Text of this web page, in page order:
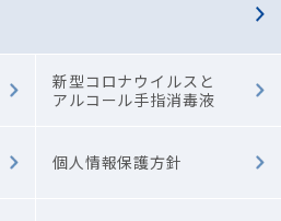
新型コロナウイルスと
アルコール手指消毒液
個人情報保護方針